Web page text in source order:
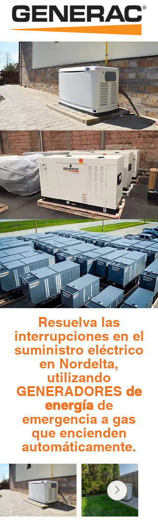
Resuelva las
interrupciones en el
suministro eléctrico
en Nordelta,
utilizando
GENERADORES de
energíade
emergencia a gas
que encienden
automáticamente.